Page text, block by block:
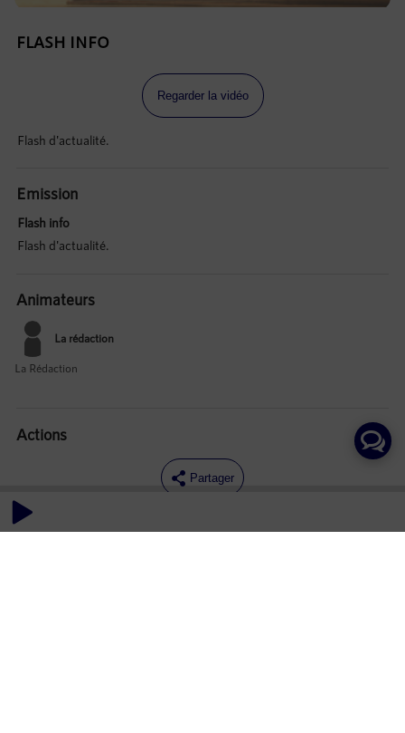
FLASH INFO
Regarder la vidéo
Flash d'actualité.
Emission
Flash info
Flash d'actualité.
Animateurs
La rédaction
La Rédaction
Actions
Partager
Commentaires